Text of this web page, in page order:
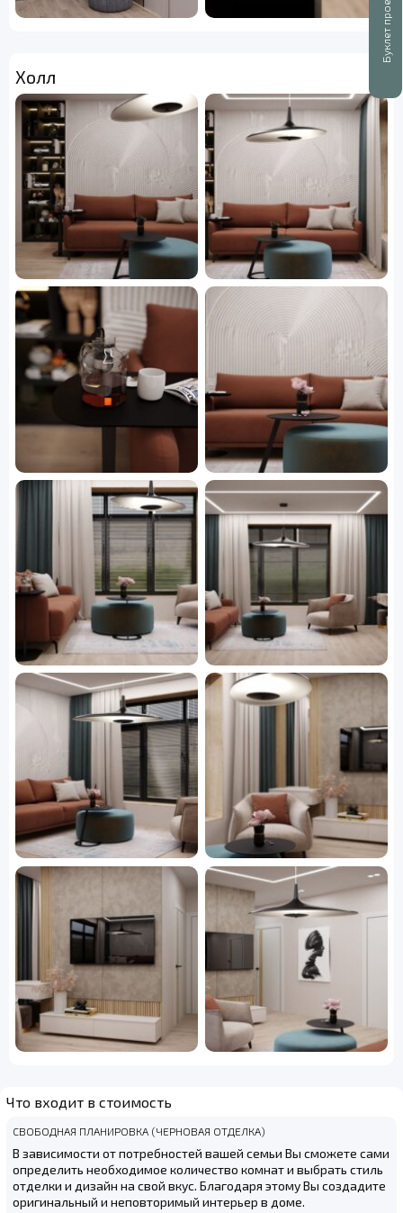
Буклет проекта
Холл
Что входит в стоимость
СВОБОДНАЯ ПЛАНИРОВКА (ЧЕРНОВАЯ ОТДЕЛКА)
В зависимости от потребностей вашей семьи Вы сможете сами
определить необходимое количество комнат и выбрать стиль
отделки и дизайн на свой вкус. Благодаря этому Вы создадите
оригинальный и неповторимый интерьер в доме.